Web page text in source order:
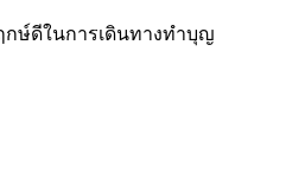
กษ์ดีในการเดินทางทำบุญ